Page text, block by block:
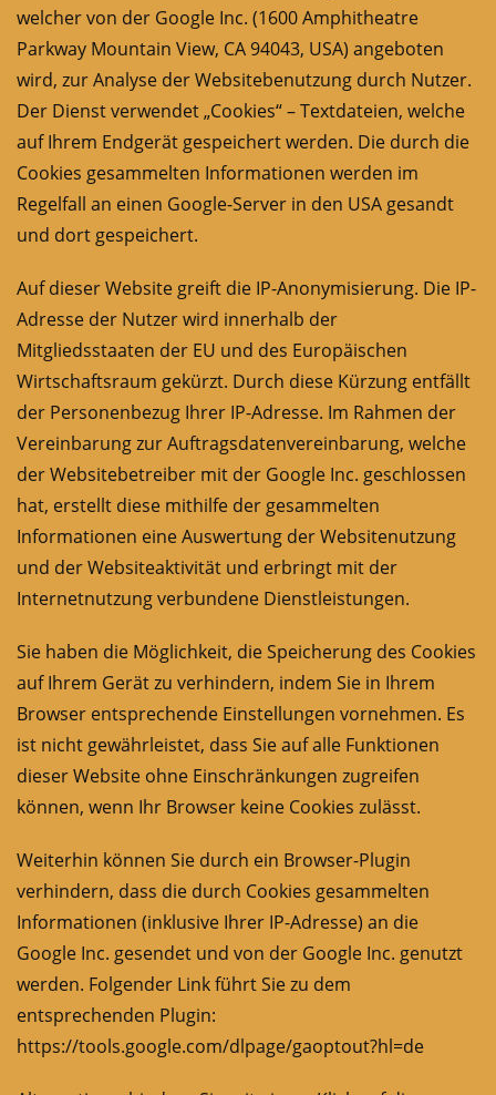
welcher von der Google Inc. (1600 Amphitheatre
Parkway Mountain View, CA 94043, USA) angeboten
wird, zur Analyse der Websitebenutzung durch Nutzer.
Der Dienst verwendet „Cookies“ – Textdateien, welche
auf Ihrem Endgerät gespeichert werden. Die durch die
Cookies gesammelten Informationen werden im
Regelfall an einen Google-Server in den USA gesandt
und dort gespeichert.
Auf dieser Website greift die IP-Anonymisierung. Die IP-
Adresse der Nutzer wird innerhalb der
Mitgliedsstaaten der EU und des Europäischen
Wirtschaftsraum gekürzt. Durch diese Kürzung entfällt
der Personenbezug Ihrer IP-Adresse. Im Rahmen der
Vereinbarung zur Auftragsdatenvereinbarung, welche
der Websitebetreiber mit der Google Inc. geschlossen
hat, erstellt diese mithilfe der gesammelten
Informationen eine Auswertung der Websitenutzung
und der Websiteaktivität und erbringt mit der
Internetnutzung verbundene Dienstleistungen.
Sie haben die Möglichkeit, die Speicherung des Cookies
auf Ihrem Gerät zu verhindern, indem Sie in Ihrem
Browser entsprechende Einstellungen vornehmen. Es
ist nicht gewährleistet, dass Sie auf alle Funktionen
dieser Website ohne Einschränkungen zugreifen
können, wenn Ihr Browser keine Cookies zulässt.
Weiterhin können Sie durch ein Browser-Plugin
verhindern, dass die durch Cookies gesammelten
Informationen (inklusive Ihrer IP-Adresse) an die
Google Inc. gesendet und von der Google Inc. genutzt
werden. Folgender Link führt Sie zu dem
entsprechenden Plugin:
https://tools.google.com/dlpage/gaoptout?hl=de